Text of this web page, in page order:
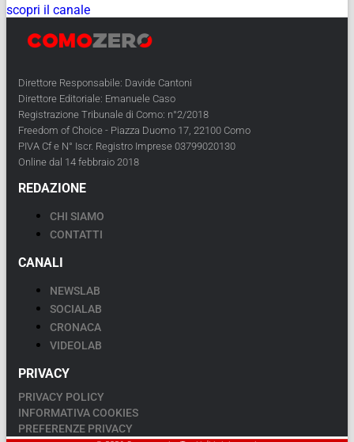
scopri il canale
Direttore Responsabile: Davide Cantoni
Direttore Editoriale: Emanuele Caso
Registrazione Tribunale di Como: n°2/2018
Freedom of Choice - Piazza Duomo 17, 22100 Como
PIVA Cf e N° Iscr. Registro Imprese 03799020130
Online dal 14 febbraio 2018
REDAZIONE
CHI SIAMO
CONTATTI
CANALI
NEWSLAB
SOCIALAB
CRONACA
VIDEOLAB
PRIVACY
PRIVACY POLICY
INFORMATIVA COOKIES
PREFERENZE PRIVACY